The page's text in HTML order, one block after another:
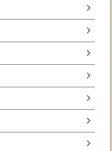
chevron_right
chevron_right
chevron_right
chevron_right
chevron_right
chevron_right
chevron_right